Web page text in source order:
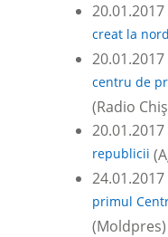
20.01.2017
creat la
20.01.2017
centru de
(Radio
20.01.2017
republicii
primul
(Moldpres)